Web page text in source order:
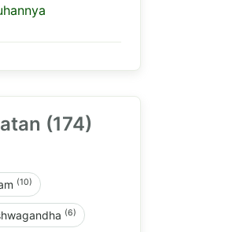
(174)
(10)
(6)